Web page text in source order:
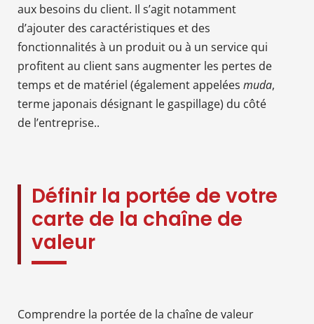
aux besoins du client. Il s’agit notamment
d’ajouter des caractéristiques et des
fonctionnalités à un produit ou à un service qui
profitent au client sans augmenter les pertes de
temps et de matériel (également appelées muda,
terme japonais désignant le gaspillage) du côté
de l’entreprise..
Définir la portée de votre
carte de la chaîne de
valeur
Comprendre la portée de la chaîne de valeur